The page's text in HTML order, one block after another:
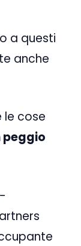
a questi
anche
le cose
peggio